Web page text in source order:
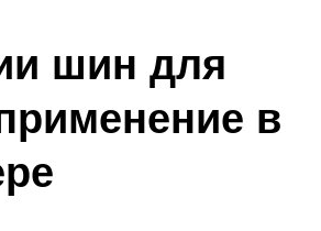
шин для
в